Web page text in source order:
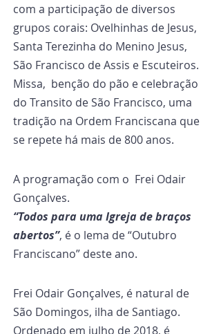
com a participação de diversos
grupos corais: Ovelhinhas de Jesus,
Santa Terezinha do Menino Jesus,
São Francisco de Assis e Escuteiros.
Missa,  benção do pão e celebração
do Transito de São Francisco, uma
tradição na Ordem Franciscana que
se repete há mais de 800 anos.
A programação com o  Frei Odair
Gonçalves.
“Todos para uma Igreja de braços
abertos”, é o lema de “Outubro
Franciscano” deste ano.
Frei Odair Gonçalves, é natural de
São Domingos, ilha de Santiago.
Ordenado em julho de 2018, é